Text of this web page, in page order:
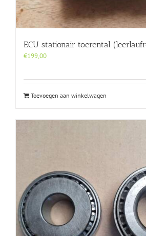
ECU stationair toerental
€199,00
Toevoegen aan winkelwagen